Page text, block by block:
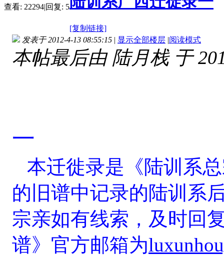
查看: 22294|回复: 5
[复制链接]
发表于 2012-4-13 08:55:15 | 显示全部楼层 |阅读模式
本帖最后由 陆月栈 于
一
本迁徙录是《陆训系
的旧谱中记录的陆训系
宗亲如有线索，及时回
谱》官方邮箱为